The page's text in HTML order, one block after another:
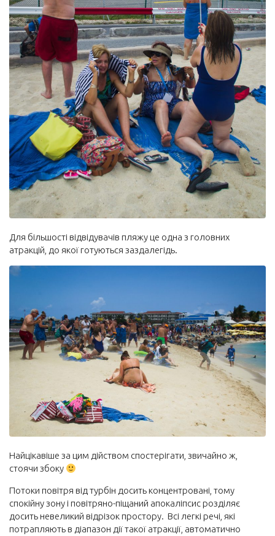
Для більшості відвідувачів пляжу це одна з головних
атракцій, до якої готуються заздалегідь.
Найцікавіше за цим дійством спостерігати, звичайно ж,
стоячи збоку
Потоки повітря від турбін досить концентровані, тому
спокійну зону і повітряно-піщаний апокаліпсис розділяє
досить невеликий відрізок простору. Всі легкі речі, які
потрапляють в діапазон дії такої атракції, автоматично